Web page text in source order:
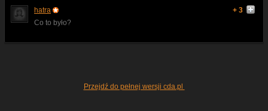
hatra
+ 3
Co to było?
Przejdź do pełnej wersji cda.pl